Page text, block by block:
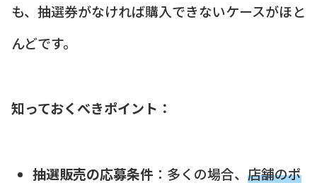
も、抽選券がなければ購入できないケースがほと
んどです。
知っておくべきポイント：
抽選販売の応募条件 ：多くの場合、 店舗のポ